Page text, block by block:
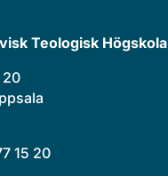
Teologisk Högskola
20
15 20